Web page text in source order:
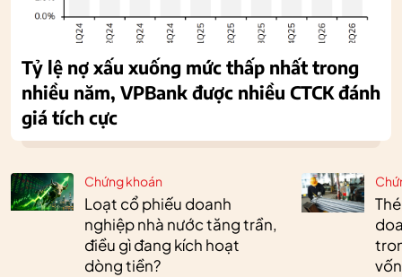
Chứng khoán
Loạt cổ phiếu doanh
nghiệp nhà nước tăng trần,
điều gì đang kích hoạt
dòng tiền?
vốn
Tỷ lệ nợ xấu xuống mức thấp nhất trong
nhiều năm, VPBank được nhiều CTCK đánh
giá tích cực